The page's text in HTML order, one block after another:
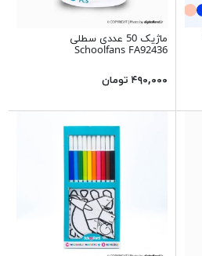
ماژیک 50 عددی سطلی
Schoolfans FA92436
۴۹۰,۰۰۰ تومان